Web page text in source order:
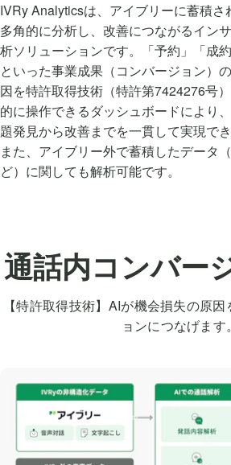
IVRy Analyticsは、アイブリーに蓄積
多角的に分析し、改善につながるイン
析ソリューションです。「予約」「成
といった事業成果（コンバージョン）
因を特許取得技術（特許第7424276号
的に操作できるダッシュボードにより
題発見から改善までを一貫して実現でき
また、アイブリー外で蓄積したデータ
ど）に関しても解析可能です。
通話内コンバー
【特許取得技術】AIが機会損失の原
ョンにつなげます。